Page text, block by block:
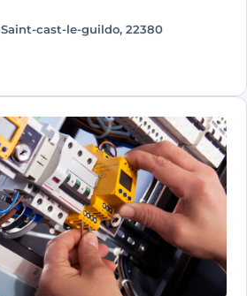
Saint-cast-le-guildo, 22380